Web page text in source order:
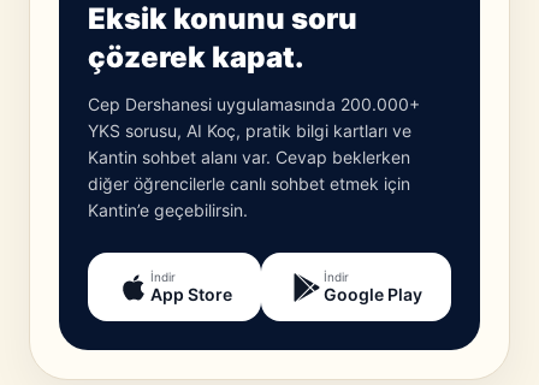
Eksik konunu soru
çözerek kapat.
Cep Dershanesi uygulamasında 200.000+
YKS sorusu, AI Koç, pratik bilgi kartları ve
Kantin sohbet alanı var. Cevap beklerken
diğer öğrencilerle canlı sohbet etmek için
Kantin’e geçebilirsin.
İndir
App Store
İndir
Google Play